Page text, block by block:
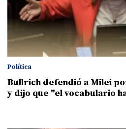
Política
Bullrich defendió a Milei
y dijo que "el vocabulario